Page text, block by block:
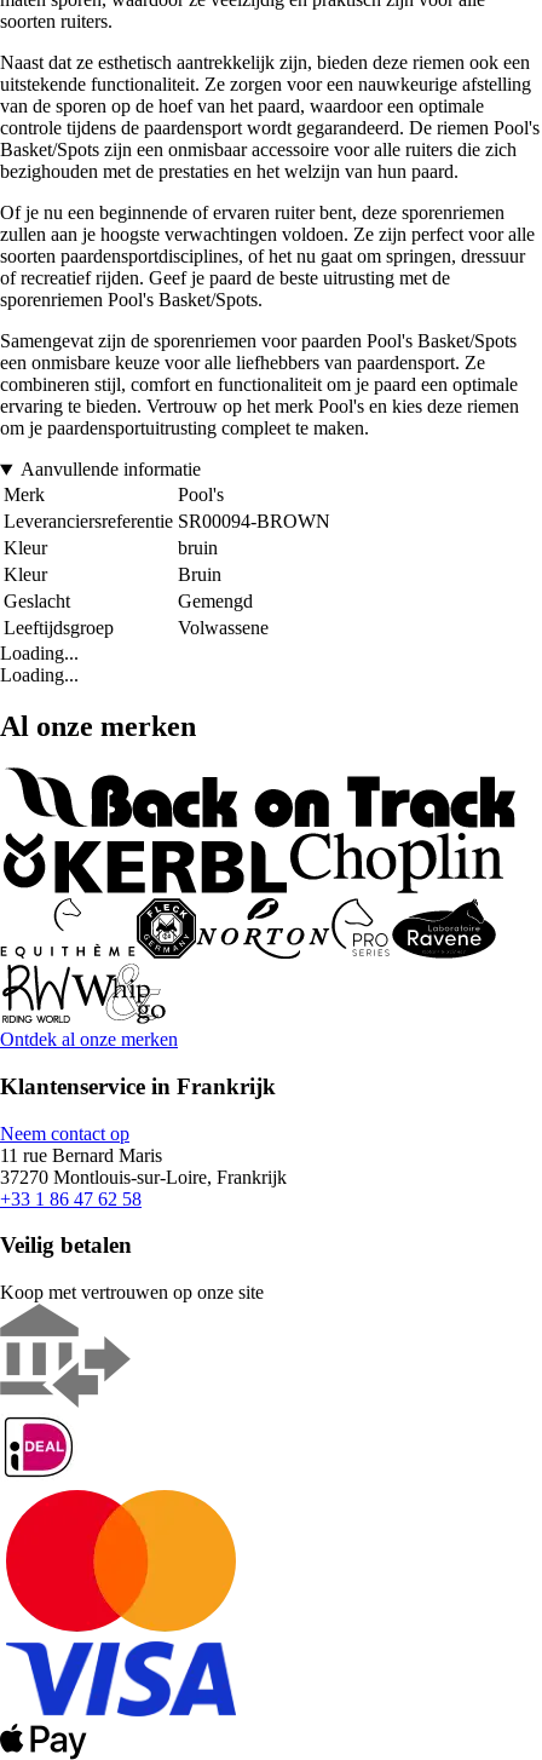
soorten ruiters.
Naast dat ze esthetisch aantrekkelijk zijn, bieden deze riemen ook een
uitstekende functionaliteit. Ze zorgen voor een nauwkeurige afstelling
van de sporen op de hoef van het paard, waardoor een optimale
controle tijdens de paardensport wordt gegarandeerd. De riemen Pool's
Basket/Spots zijn een onmisbaar accessoire voor alle ruiters die zich
bezighouden met de prestaties en het welzijn van hun paard.
Of je nu een beginnende of ervaren ruiter bent, deze sporenriemen
zullen aan je hoogste verwachtingen voldoen. Ze zijn perfect voor alle
soorten paardensportdisciplines, of het nu gaat om springen, dressuur
of recreatief rijden. Geef je paard de beste uitrusting met de
sporenriemen Pool's Basket/Spots.
Samengevat zijn de sporenriemen voor paarden Pool's Basket/Spots
een onmisbare keuze voor alle liefhebbers van paardensport. Ze
combineren stijl, comfort en functionaliteit om je paard een optimale
ervaring te bieden. Vertrouw op het merk Pool's en kies deze riemen
om je paardensportuitrusting compleet te maken.
Aanvullende informatie
Merk
Pool's
Leveranciersreferentie SR00094-BROWN
Kleur
bruin
Kleur
Bruin
Geslacht
Gemengd
Leeftijdsgroep
Volwassene
Loading...
Loading...
Al onze merken
Ontdek al onze merken
Klantenservice in Frankrijk
Neem contact op
11 rue Bernard Maris
37270 Montlouis-sur-Loire, Frankrijk
+33 1 86 47 62 58
Veilig betalen
Koop met vertrouwen op onze site